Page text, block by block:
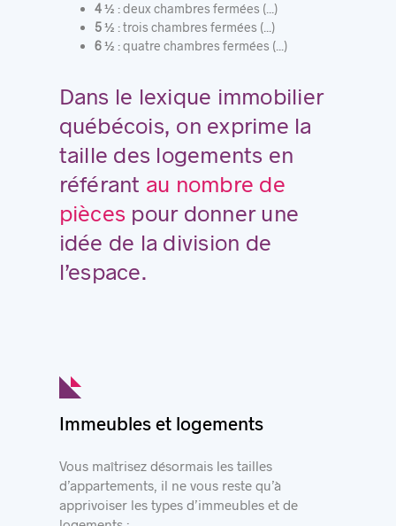
4 ½ : deux chambres fermées (...)
5 ½ : trois chambres fermées (...)
6 ½ : quatre chambres fermées (...)
Dans le lexique immobilier
québécois, on exprime la
taille des logements en
référant au nombre de
pièces pour donner une
idée de la division de
l’espace.
Immeubles et logements
Vous maîtrisez désormais les tailles
d’appartements, il ne vous reste qu’à
apprivoiser les types d’immeubles et de